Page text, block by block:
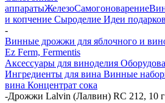
аппаратыЖелезоСамогоноварение
и копчение Сыроделие Идеи подарков
-
Винные дрожжи для яблочного и
Ez Ferm, Fermentis
Аксессуары для виноделия
Ингредиенты для вина Винные
вина Концентрат сока
-Дрожжи Lalvin (Лалвин) RC 212, 10